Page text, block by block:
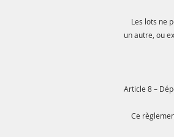
Les lots ne
un autre, ou
Article 8 –
Ce